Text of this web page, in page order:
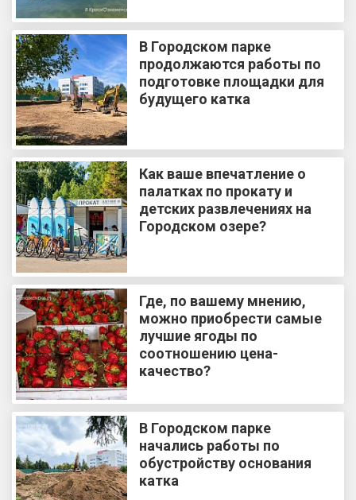
В Городском парке
продолжаются работы по
подготовке площадки для
будущего катка
Как ваше впечатление о
палатках по прокату и
детских развлечениях на
Городском озере?
Где, по вашему мнению,
можно приобрести самые
лучшие ягоды по
соотношению цена-
качество?
В Городском парке
начались работы по
обустройству основания
катка